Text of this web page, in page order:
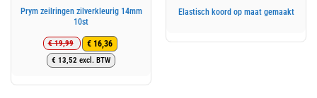
Prym zeilringen zilverkleurig 14mm
10st
€19,99
Oorspronkelijke
prijs
€ 19,99.
€ 16,36
Huidige
prijs
€ 16,36.
€ 13,52 excl. BTW
Elastisch koord op maat gemaakt